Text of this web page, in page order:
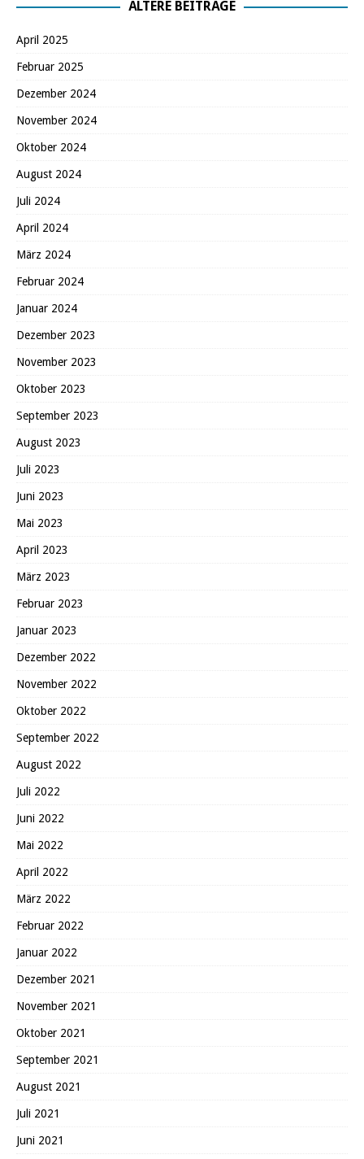
ÄLTERE BEITRÄGE
April 2025
Februar 2025
Dezember 2024
November 2024
Oktober 2024
August 2024
Juli 2024
April 2024
März 2024
Februar 2024
Januar 2024
Dezember 2023
November 2023
Oktober 2023
September 2023
August 2023
Juli 2023
Juni 2023
Mai 2023
April 2023
März 2023
Februar 2023
Januar 2023
Dezember 2022
November 2022
Oktober 2022
September 2022
August 2022
Juli 2022
Juni 2022
Mai 2022
April 2022
März 2022
Februar 2022
Januar 2022
Dezember 2021
November 2021
Oktober 2021
September 2021
August 2021
Juli 2021
Juni 2021